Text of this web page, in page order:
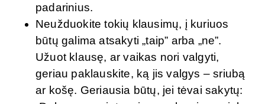
padarinius.
Neužduokite tokių klausimų, į kuriuos
būtų galima atsakyti „taip” arba „ne”.
Užuot klausę, ar vaikas nori valgyti,
geriau paklauskite, ką jis valgys – sriubą
ar košę. Geriausia būtų, jei tėvai sakytų: